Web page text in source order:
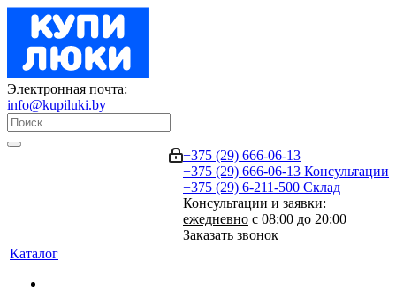
Электронная почта:
info@kupiluki.by
+375 (29) 666-06-13
+375 (29) 666-06-13 Консультации
+375 (29) 6-211-500 Склад
Консультации и заявки:
ежедневно с 08:00 до 20:00
Заказать звонок
Каталог